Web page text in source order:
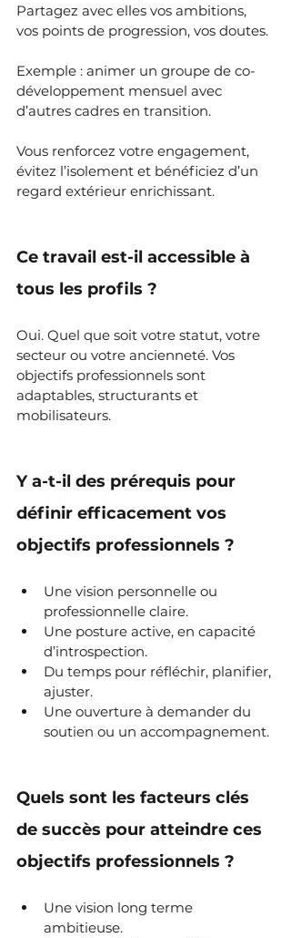
Partagez avec elles vos ambitions,
vos points de progression, vos doutes.
Exemple : animer un groupe de co-
développement mensuel avec
d’autres cadres en transition.
Vous renforcez votre engagement,
évitez l’isolement et bénéficiez d’un
regard extérieur enrichissant.
Ce travail est-il accessible à
tous les profils ?
Oui. Quel que soit votre statut, votre
secteur ou votre ancienneté. Vos
objectifs professionnels sont
adaptables, structurants et
mobilisateurs.
Y a-t-il des prérequis pour
définir efficacement vos
objectifs professionnels ?
Une vision personnelle ou
professionnelle claire.
Une posture active, en capacité
d’introspection.
Du temps pour réfléchir, planifier,
ajuster.
Une ouverture à demander du
soutien ou un accompagnement.
Quels sont les facteurs clés
de succès pour atteindre ces
objectifs professionnels ?
Une vision long terme
ambitieuse.